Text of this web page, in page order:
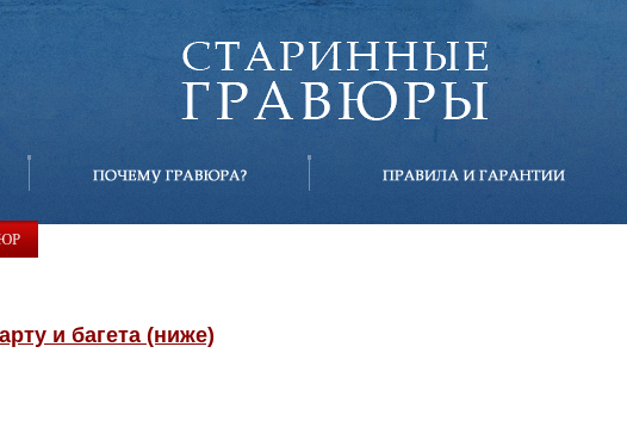
и багета (ниже)